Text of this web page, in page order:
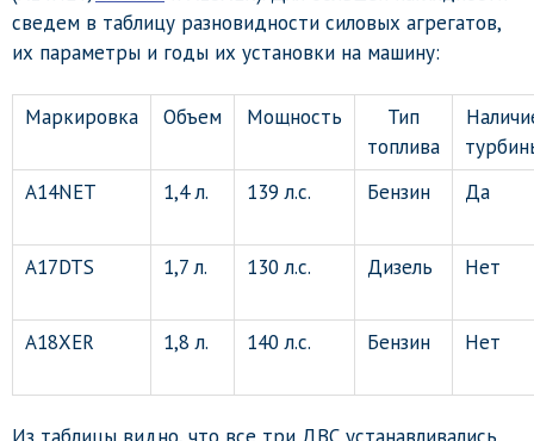
сведем в таблицу разновидности силовых агрегатов,
их параметры и годы их установки на машину:
Маркировка Объем Мощность
Тип
топлива
A14NET
1,4 л. 139 л.с. Бензин Да
A17DTS 1,7 л. 130 л.с. Дизель Нет
A18XER 1,8 л. 140 л.с. Бензин Нет